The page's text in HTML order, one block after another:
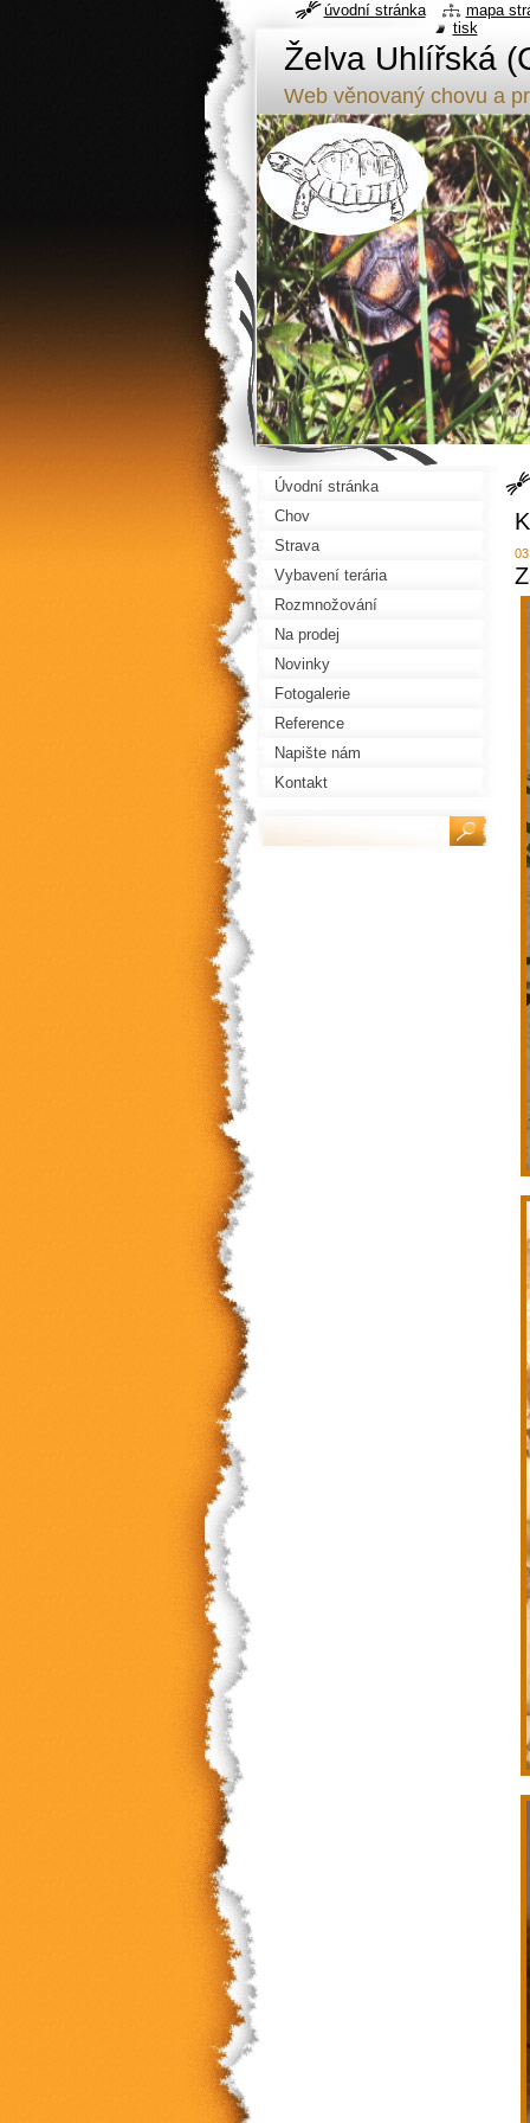
Želva Uhlířská
Web věnovaný chovu a
Úvodní stránka
Chov
Strava
Vybavení terária
Rozmnožování
Na prodej
Novinky
Fotogalerie
Reference
Napište nám
Kontakt
úvodní stránka
mapa
tisk